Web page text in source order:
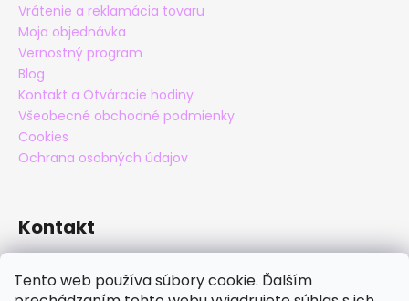
Tento web používa súbory cookie. Ďalším
Vrátenie a reklamácia tovaru
Moja objednávka
Vernostný program
Blog
Kontakt a Otváracie hodiny
Všeobecné obchodné podmienky
Cookies
Ochrana osobných údajov
Kontakt
+421 905 838 706